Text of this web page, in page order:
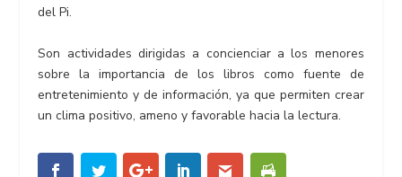
del Pi.
Son actividades dirigidas a concienciar a los menores
sobre la importancia de los libros como fuente de
entretenimiento y de información, ya que permiten crear
un clima positivo, ameno y favorable hacia la lectura.